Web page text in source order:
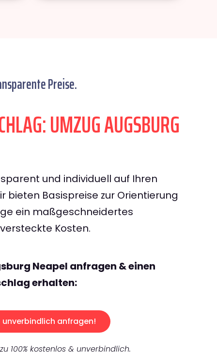
Preise.
UMZUG AUGSBURG
und individuell auf Ihren
bieten Basispreise zur Orientierung
ein maßgeschneidertes
Kosten.
Neapel anfragen & einen
erhalten:
unverbindlich anfragen!
100% kostenlos & unverbindlich.